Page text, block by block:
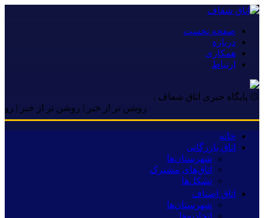
صفحه نخست
درباره
همکاری
ارتباط
۞ پایگاه خبری اتاق شفاف :
روشن تر از خبر | روشن تر از خبر | روشن
خانه
اتاق بازرگانی
شهرستان‌ها
اتاق‌های مشترک
تشکل‌ها
اتاق اصناف
شهرستان‌ها
اتحادیه‌ها